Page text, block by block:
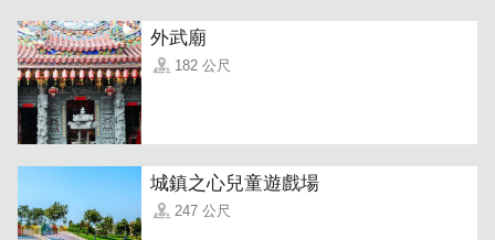
店内环境干净简单，也提供日常用餐、朋友聚会的空间。在
整洁舒适的环境下，品嚐一份由老板夫妻用心现煮的热粥，
外武廟
182 公尺
城鎮之心兒童遊戲場
247 公尺